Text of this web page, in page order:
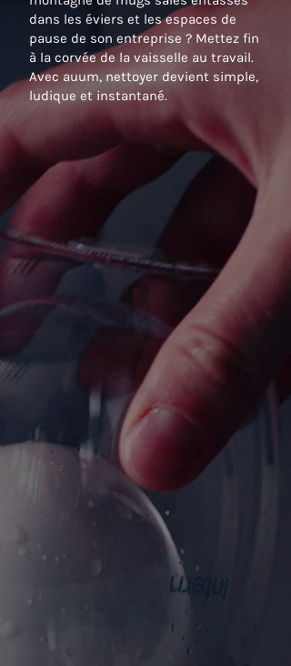
dans les éviers et les espaces de
pause de son entreprise ? Mettez fin
à la corvée de la vaisselle au travail.
Avec auum, nettoyer devient simple,
ludique et instantané.
41%
des salariés trouvent
que nettoyer son
mug au travail est
une corvée*
67%
des salariés ne
souhaitent pas vider
un lave-vaisselle au